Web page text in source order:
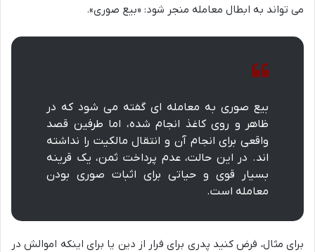
می تواند به ابطال معامله منجر شود: «بیع صوری».
بیع صوری به معامله ای گفته می شود که در
ظاهر و روی کاغذ انجام شده، اما طرفین قصد
واقعی برای انجام آن و انتقال مالکیت را نداشته
اند. در این حالت، عدم پرداخت ثمن، یک قرینه
بسیار قوی و حیاتی برای اثبات صوری بودن
معامله است.
برای مثال، فرض کنید پدری برای فرار از دین یا برای اینکه اموالش در